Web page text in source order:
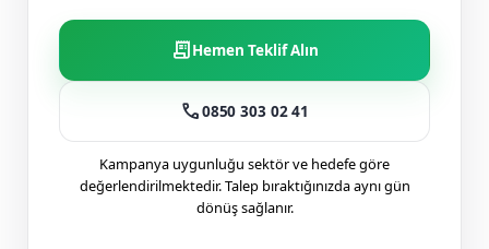
receipt_longHemen Teklif Alın
call0850 303 02 41
Kampanya uygunluğu sektör ve hedefe göre
değerlendirilmektedir. Talep bıraktığınızda aynı gün
dönüş sağlanır.